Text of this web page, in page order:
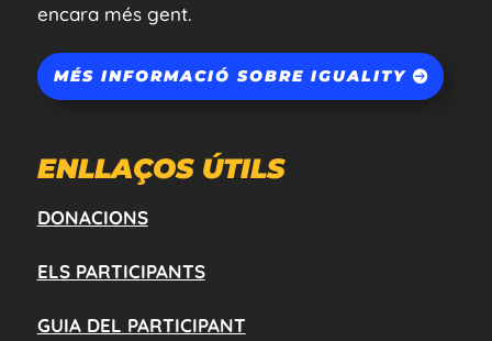
encara més gent.
MÉS INFORMACIÓ SOBRE IGUALITY
ENLLAÇOS ÚTILS
DONACIONS
ELS PARTICIPANTS
GUIA DEL PARTICIPANT